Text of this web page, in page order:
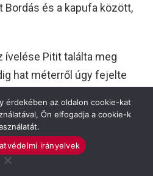
Bordás és a kapufa között,
ívelése Pitit találta meg
hat méterről úgy fejelte
felső sarokba. 2-0.
elején, nagyszerű kezdés
Kriska küzdött meg egy
érdekében az oldalon cookie-kat
Ön elfogadja a cookie-k
irányelvek